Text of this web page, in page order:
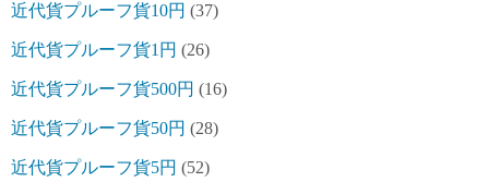
近代貨プルーフ貨10円 (37)
近代貨プルーフ貨1円 (26)
近代貨プルーフ貨500円 (16)
近代貨プルーフ貨50円 (28)
近代貨プルーフ貨5円 (52)